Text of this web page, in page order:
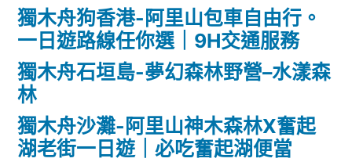
獨木舟狗香港-阿里山包車自由行。
一日遊路線任你選｜9H交通服務
獨木舟石垣島-夢幻森林野營–水漾森
林
獨木舟沙灘-阿里山神木森林X奮起
湖老街一日遊｜必吃奮起湖便當